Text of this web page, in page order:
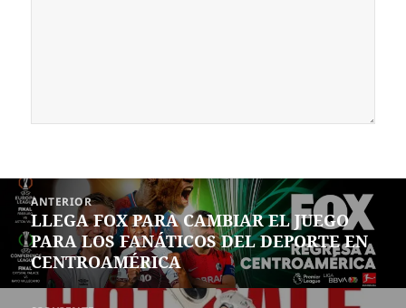
Navegación
entradas
ANTERIOR
Entrada
anterior:
LLEGA FOX PARA CAMBIAR EL JUEGO
PARA LOS FANÁTICOS DEL DEPORTE EN
CENTROAMÉRICA